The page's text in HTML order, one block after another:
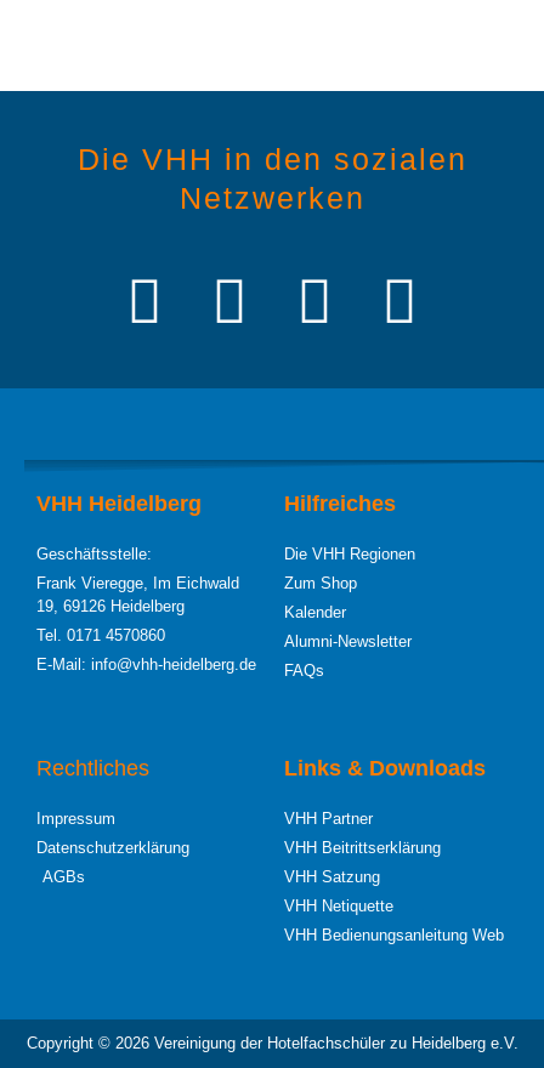
Die VHH in den sozialen
Netzwerken
VHH Heidelberg
Geschäftsstelle:
Frank Vieregge, Im Eichwald
19, 69126 Heidelberg
Tel. 0171 4570860
E-Mail: info@vhh-heidelberg.de
Hilfreiches
Die VHH Regionen
Zum Shop
Kalender
Alumni-Newsletter
FAQs
Rechtliches
Impressum
Datenschutzerklärung
AGBs
Links & Downloads
VHH Partner
VHH Beitrittserklärung
VHH Satzung
VHH Netiquette
VHH Bedienungsanleitung Web
Copyright © 2026 Vereinigung der Hotelfachschüler zu Heidelberg e.V.